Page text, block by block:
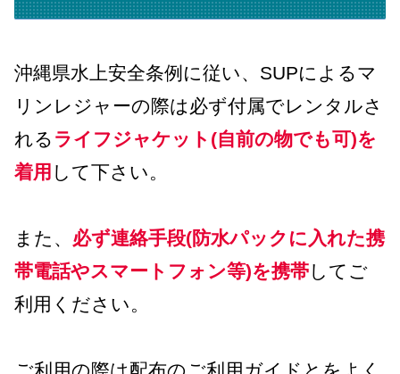
沖縄県水上安全条例に従い、SUPによるマ
リンレジャーの際は必ず付属でレンタルさ
れる ライフジャケット(自前の物でも可)を
着用 して下さい。
また、 必ず連絡手段(防水パックに入れた携
帯電話やスマートフォン等)を携帯してご
利用ください。